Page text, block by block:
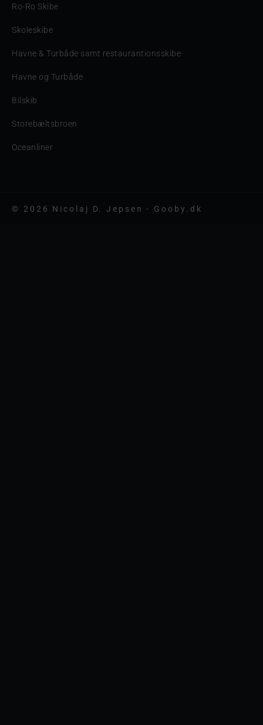
Ro-Ro Skibe
Skoleskibe
Havne & Turbåde samt restaurantionsskibe
Havne og Turbåde
Bilskib
Storebæltsbroen
Oceanliner
© 2026 Nicolaj D. Jepsen - Gooby.dk